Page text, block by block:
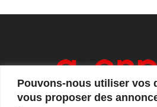
Pouvons-nous utiliser vos
vous proposer des